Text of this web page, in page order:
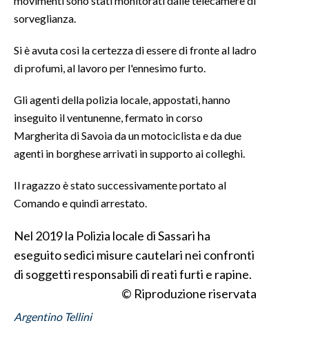
PUBBLICITÀ
SPIAGGE
STORE
sorveglianza.
Si è avuta così la certezza di essere di fronte al ladro
di profumi, al lavoro per l'ennesimo furto.
Gli agenti della polizia locale, appostati, hanno
inseguito il ventunenne, fermato in corso
Margherita di Savoia da un motociclista e da due
agenti in borghese arrivati in supporto ai colleghi.
Il ragazzo è stato successivamente portato al
Comando e quindi arrestato.
Nel 2019 la Polizia locale di Sassari ha
eseguito sedici misure cautelari nei confronti
di soggetti responsabili di reati furti e rapine.
© Riproduzione riservata
Argentino Tellini